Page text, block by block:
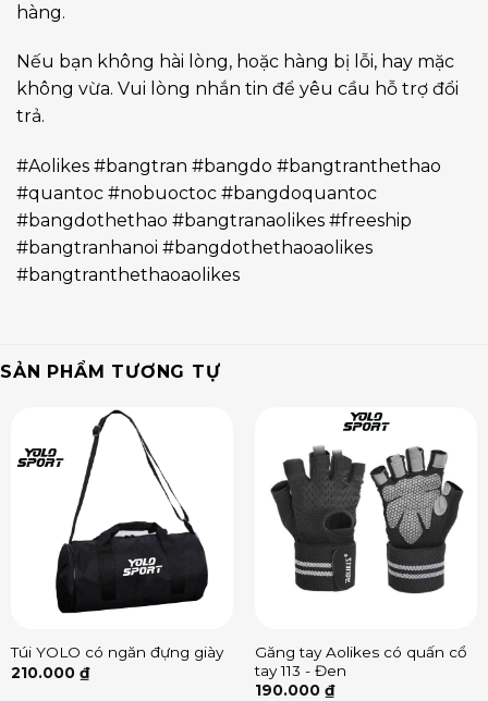
hàng.
Nếu bạn không hài lòng, hoặc hàng bị lỗi, hay mặc
không vừa. Vui lòng nhắn tin để yêu cầu hỗ trợ đổi
trả.
#Aolikes #bangtran #bangdo #bangtranthethao
#quantoc #nobuoctoc #bangdoquantoc
#bangdothethao #bangtranaolikes #freeship
#bangtranhanoi #bangdothethaoaolikes
#bangtranthethaoaolikes
SẢN PHẨM TƯƠNG TỰ
Túi YOLO có ngăn đựng giày
210.000 ₫
Găng tay Aolikes có quấn cổ
tay 113 - Đen
190.000 ₫